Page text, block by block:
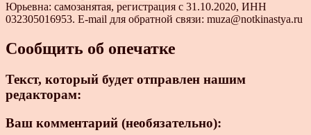
Юрьевна: самозанятая, регистрация с 31.10.2020, ИНН
032305016953. E-mail для обратной связи: muza@notkinastya.ru
Сообщить об опечатке
Текст, который будет отправлен нашим
редакторам:
Ваш комментарий (необязательно):